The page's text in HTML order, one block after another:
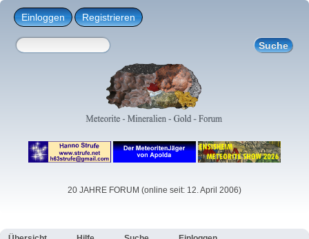
Einloggen Registrieren
20 JAHRE FORUM (online seit: 12. April 2006)